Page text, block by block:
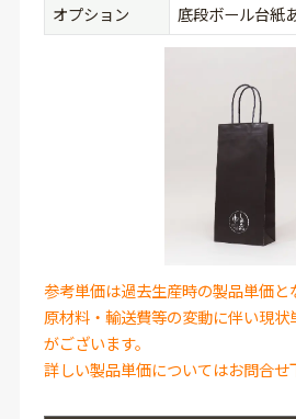
オプション
底段ボール台紙
参考単価は過去生産時の製品単価と
原材料・輸送費等の変動に伴い現
がございます。
詳しい製品単価についてはお問合せ